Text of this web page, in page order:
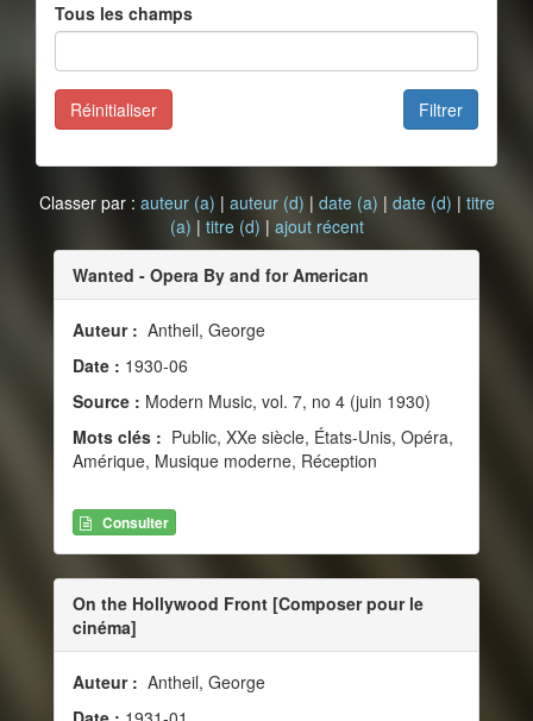
Tous les champs
Filtrer
Réinitialiser
Classer par : auteur (a) | auteur (d) | date (a) | date (d) | titre
(a) | titre (d) | ajout récent
Wanted - Opera By and for American
Auteur : Antheil, George
Date : 1930-06
Source : Modern Music, vol. 7, no 4 (juin 1930)
Mots clés : Public, XXe siècle, États-Unis, Opéra,
Amérique, Musique moderne, Réception
Consulter
On the Hollywood Front [Composer pour le
cinéma]
Auteur : Antheil, George